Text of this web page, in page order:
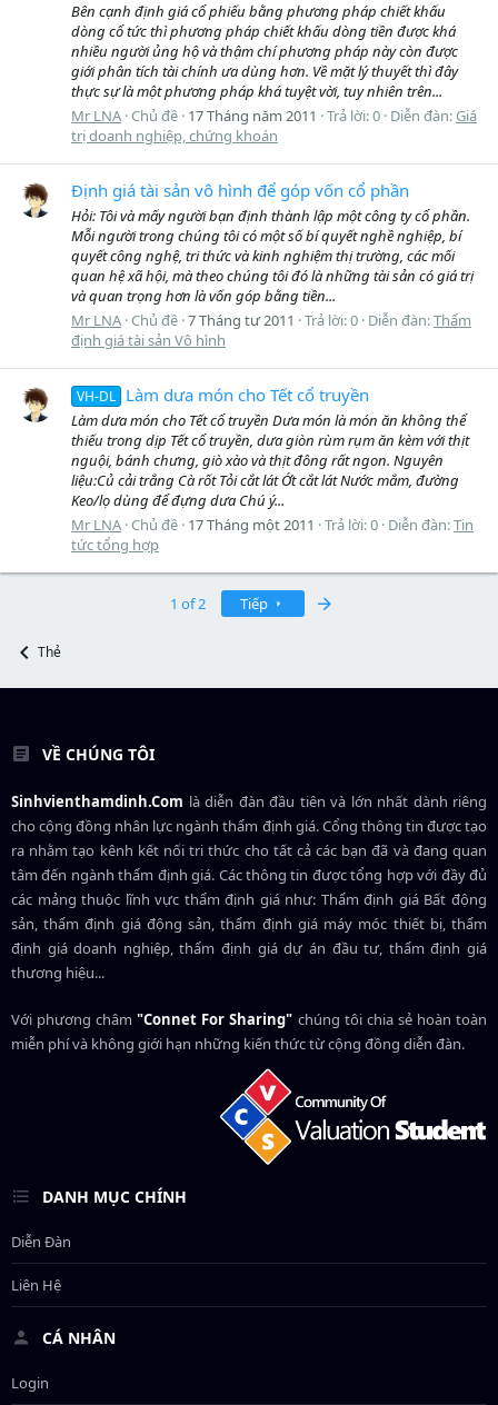
Bên cạnh định giá cổ phiếu bằng phương pháp chiết khấu
dòng cổ tức thì phương pháp chiết khấu dòng tiền được khá
nhiều người ủng hộ và thậm chí phương pháp này còn được
giới phân tích tài chính ưa dùng hơn. Về mặt lý thuyết thì đây
thực sự là một phương pháp khá tuyệt vời, tuy nhiên trên...
Mr LNA Chủ đề 17 Tháng năm 2011 Trả lời: 0 Diễn đàn: Giá
trị doanh nghiệp, chứng khoán
Định giá tài sản vô hình để góp vốn cổ phần
Hỏi: Tôi và mấy người bạn định thành lập một công ty cổ phần.
Mỗi người trong chúng tôi có một số bí quyết nghề nghiệp, bí
quyết công nghệ, tri thức và kinh nghiệm thị trường, các mối
quan hệ xã hội, mà theo chúng tôi đó là những tài sản có giá trị
và quan trọng hơn là vốn góp bằng tiền...
Mr LNA Chủ đề 7 Tháng tư 2011 Trả lời: 0 Diễn đàn:Thẩm
định giá tài sản Vô hình
VH-DL Làm dưa món cho Tết cổ truyền
Làm dưa món cho Tết cổ truyền Dưa món là món ăn không thể
thiếu trong dịp Tết cổ truyền, dưa giòn rùm rụm ăn kèm với thịt
nguội, bánh chưng, giò xào và thịt đông rất ngon. Nguyên
liệu:Củ cải trắng Cà rốt Tỏi cắt lát Ớt cắt lát Nước mắm, đường
Keo/lọ dùng để đựng dưa Chú ý...
Mr LNA Chủ đề 17 Tháng một 2011 Trả lời: 0 Diễn đàn:Tin
tức tổng hợp
1 of 2 Tiếp
Thẻ
VỀ CHÚNG TÔI
Sinhvienthamdinh.Com là diễn đàn đầu tiên và lớn nhất dành riêng
cho cộng đồng nhân lực ngànhthẩm định giá. Cổng thông tin được tạo
ra nhằm tạo kênh kết nối tri thức cho tất cả các bạn đã và đang quan
tâm đến ngành thẩm định giá. Các thông tin được tổng hợp với đầy đủ
các mảng thuộc lĩnh vực thẩm định giá như: Thẩm định giá Bất động
sản, thẩm định giá động sản, thẩm định giá máy móc thiết bị, thẩm
định giá doanh nghiệp, thẩm định giá dự án đầu tư, thẩm định giá
thương hiệu...
Với phương châm"Connet For Sharing" chúng tôi chia sẻ hoàn toàn
miễn phí và không giới hạn những kiến thức từ cộng đồng diễn đàn.
DANH MỤC CHÍNH
Diễn Đàn
Liên Hệ
CÁ NHÂN
Login